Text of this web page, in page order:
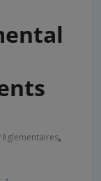
,